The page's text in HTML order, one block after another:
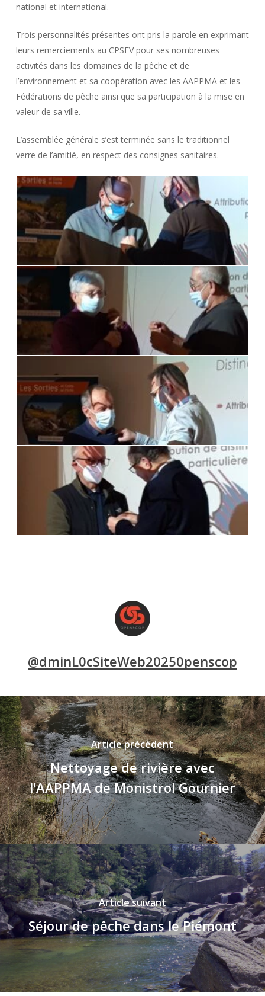
national et international.
Trois personnalités présentes ont pris la parole en exprimant
leurs remerciements au CPSFV pour ses nombreuses
activités dans les domaines de la pêche et de
l’environnement et sa coopération avec les AAPPMA et les
Fédérations de pêche ainsi que sa participation à la mise en
valeur de sa ville.
L’assemblée générale s’est terminée sans le traditionnel
verre de l’amitié, en respect des consignes sanitaires.
@dminL0cSiteWeb20250penscop
Article précédent
Nettoyage de rivière avec
l'AAPPMA de Monistrol Gournier
Article suivant
Séjour de pêche dans le Piémont